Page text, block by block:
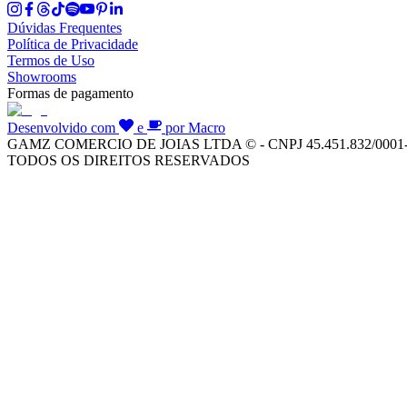
Dúvidas Frequentes
Política de Privacidade
Termos de Uso
Showrooms
Formas de pagamento
Desenvolvido com e
por Macro
GAMZ COMERCIO DE JOIAS LTDA © - CNPJ 45.451.832/
TODOS OS DIREITOS RESERVADOS